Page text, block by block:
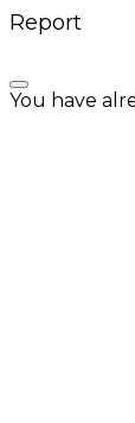
Report
You have